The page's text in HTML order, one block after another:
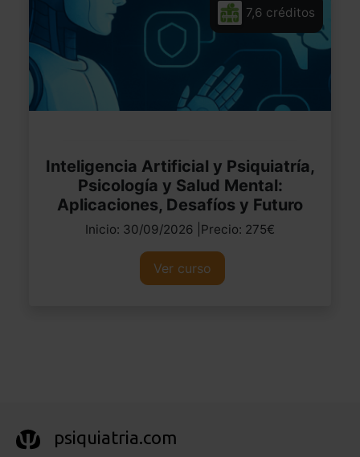
7,6 créditos
Inteligencia Artificial y Psiquiatría,
Psicología y Salud Mental:
Aplicaciones, Desafíos y Futuro
Inicio: 30/09/2026 |Precio: 275€
Ver curso
psiquiatria.com